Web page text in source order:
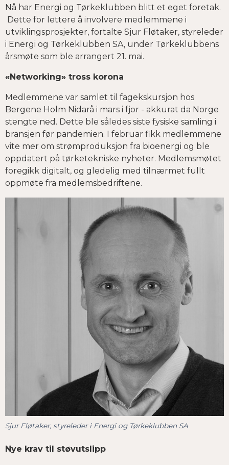
Nå har Energi og Tørkeklubben blitt et eget foretak.
Dette for lettere å involvere medlemmene i
utviklingsprosjekter, fortalte Sjur Fløtaker, styreleder
i Energi og Tørkeklubben SA, under Tørkeklubbens
årsmøte som ble arrangert 21. mai.
«Networking» tross korona
Medlemmene var samlet til fagekskursjon hos
Bergene Holm Nidarå i mars i fjor - akkurat da Norge
stengte ned. Dette ble således siste fysiske samling i
bransjen før pandemien. I februar fikk medlemmene
vite mer om strømproduksjon fra bioenergi og ble
oppdatert på tørketekniske nyheter. Medlemsmøtet
foregikk digitalt, og gledelig med tilnærmet fullt
oppmøte fra medlemsbedriftene.
Sjur Fløtaker, styreleder i Energi og Tørkeklubben SA
Nye krav til støvutslipp